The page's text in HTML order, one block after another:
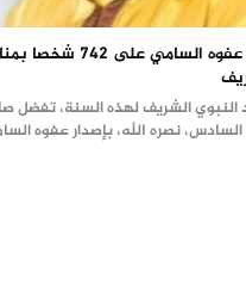
جلالة الملك يصدر عفوه
النبوي الشريف لهذه السنة، تفضل
السادس، نصره الله، بإصدار عفوه